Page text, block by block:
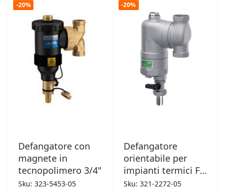
-20%
Defangatore con
magnete in
tecnopolimero 3/4"
Sku: 323-5453-05
-20%
Defangatore
orientabile per
impianti termici FF
3/4"
Sku: 321-2272-05